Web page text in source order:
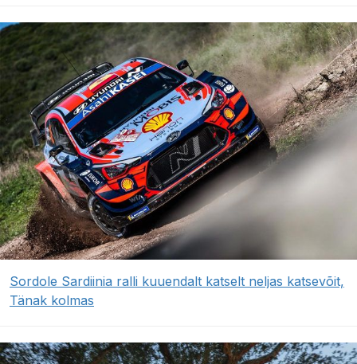
Sordole Sardiinia ralli kuuendalt katselt neljas katsevõit,
Tänak kolmas